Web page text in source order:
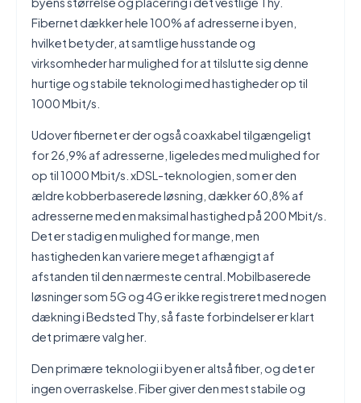
Fibernet dækker hele 100% af adresserne i byen,
hvilket betyder, at samtlige husstande og
virksomheder har mulighed for at tilslutte sig denne
hurtige og stabile teknologi med hastigheder op til
1000 Mbit/s.
Udover fibernet er der også coaxkabel tilgængeligt
for 26,9% af adresserne, ligeledes med mulighed for
op til 1000 Mbit/s. xDSL-teknologien, som er den
ældre kobberbaserede løsning, dækker 60,8% af
adresserne med en maksimal hastighed på 200 Mbit/s.
Det er stadig en mulighed for mange, men
hastigheden kan variere meget afhængigt af
afstanden til den nærmeste central. Mobilbaserede
løsninger som 5G og 4G er ikke registreret med nogen
dækning i Bedsted Thy, så faste forbindelser er klart
det primære valg her.
Den primære teknologi i byen er altså fiber, og det er
ingen overraskelse. Fiber giver den mest stabile og